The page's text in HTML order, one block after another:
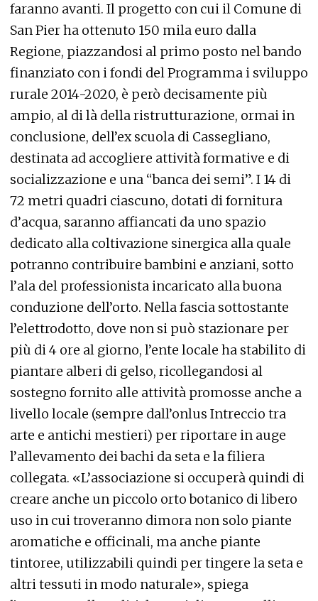
faranno avanti. Il progetto con cui il Comune di
San Pier ha ottenuto 150 mila euro dalla
Regione, piazzandosi al primo posto nel bando
finanziato con i fondi del Programma i sviluppo
rurale 2014-2020, è però decisamente più
ampio, al di là della ristrutturazione, ormai in
conclusione, dell’ex scuola di Cassegliano,
destinata ad accogliere attività formative e di
socializzazione e una “banca dei semi”. I 14 di
72 metri quadri ciascuno, dotati di fornitura
d’acqua, saranno affiancati da uno spazio
dedicato alla coltivazione sinergica alla quale
potranno contribuire bambini e anziani, sotto
l’ala del professionista incaricato alla buona
conduzione dell’orto. Nella fascia sottostante
l’elettrodotto, dove non si può stazionare per
più di 4 ore al giorno, l’ente locale ha stabilito di
piantare alberi di gelso, ricollegandosi al
sostegno fornito alle attività promosse anche a
livello locale (sempre dall’onlus Intreccio tra
arte e antichi mestieri) per riportare in auge
l’allevamento dei bachi da seta e la filiera
collegata. «L’associazione si occuperà quindi di
creare anche un piccolo orto botanico di libero
uso in cui troveranno dimora non solo piante
aromatiche e officinali, ma anche piante
tintoree, utilizzabili quindi per tingere la seta e
altri tessuti in modo naturale», spiega